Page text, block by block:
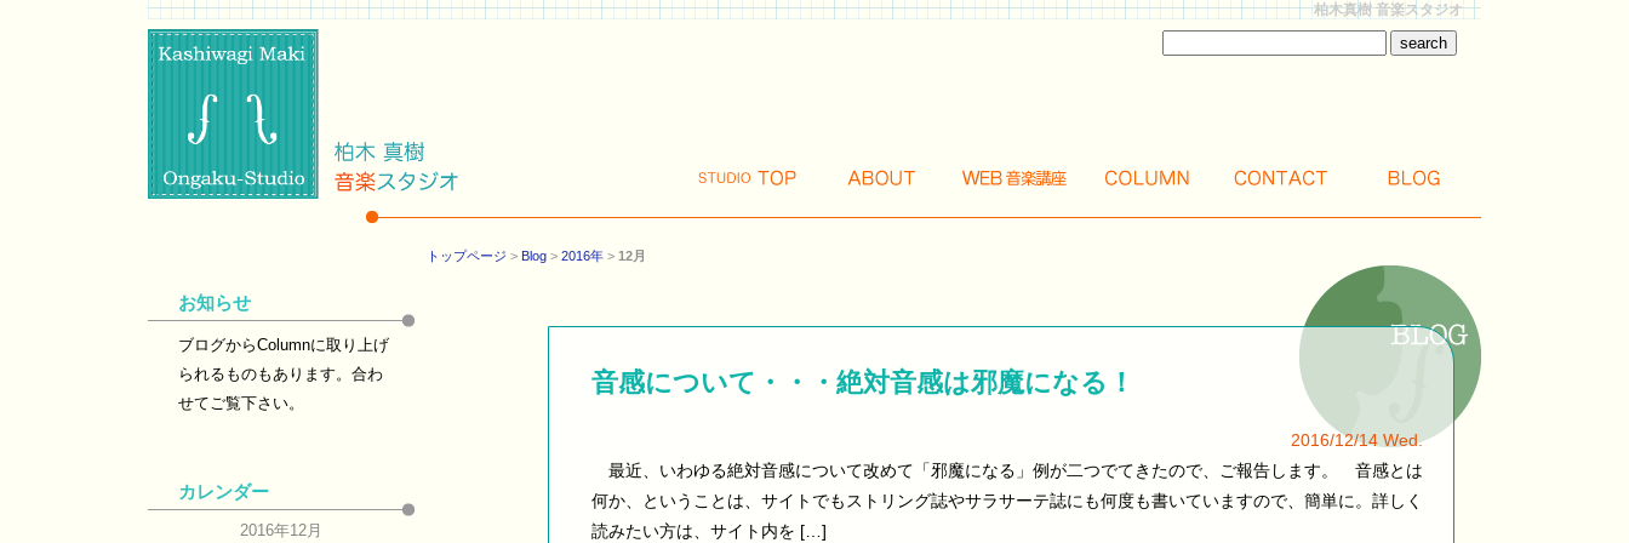
柏木真樹 音楽スタジオ
トップページ > Blog > 2016年 > 12月
音感について・・・絶対音感は邪魔になる！
2016/12/14 Wed.
最近、いわゆる絶対音感について改めて「邪魔になる」例が二つでてきたので、ご報告します。 音感とは
何か、ということは、サイトでもストリング誌やサラサーテ誌にも何度も書いていますので、簡単に。詳しく
読みたい方は、サイト内を […]
お知らせ
ブログからColumnに取り上げ
られるものもあります。合わ
せてご覧下さい。
カレンダー
2016年12月